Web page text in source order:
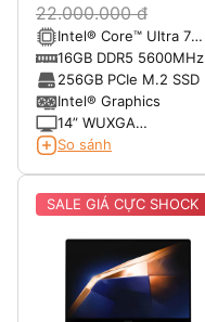
22.000.000 đ
Intel® Core™ Ultra 7
155U vPro (12-Core,
14-Thread, 12MB
Cache, up to 4.8GHz
Max Turbo Frequency)
16GB DDR5 5600MHz
256GB PCIe M.2 SSD
Intel® Graphics
14” WUXGA
(1920*1200) IPS, Anti-
So sánh
SALE GIÁ CỰC SHOCK